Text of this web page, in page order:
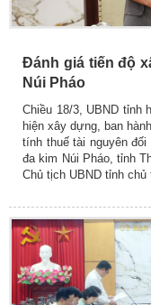
Đánh giá tiến độ
Núi Pháo
Chiều 18/3, UBND tỉnh
hiện xây dựng, ban
tính thuế tài nguyên
đa kim Núi Pháo, tỉnh
Chủ tịch UBND tỉnh chủ